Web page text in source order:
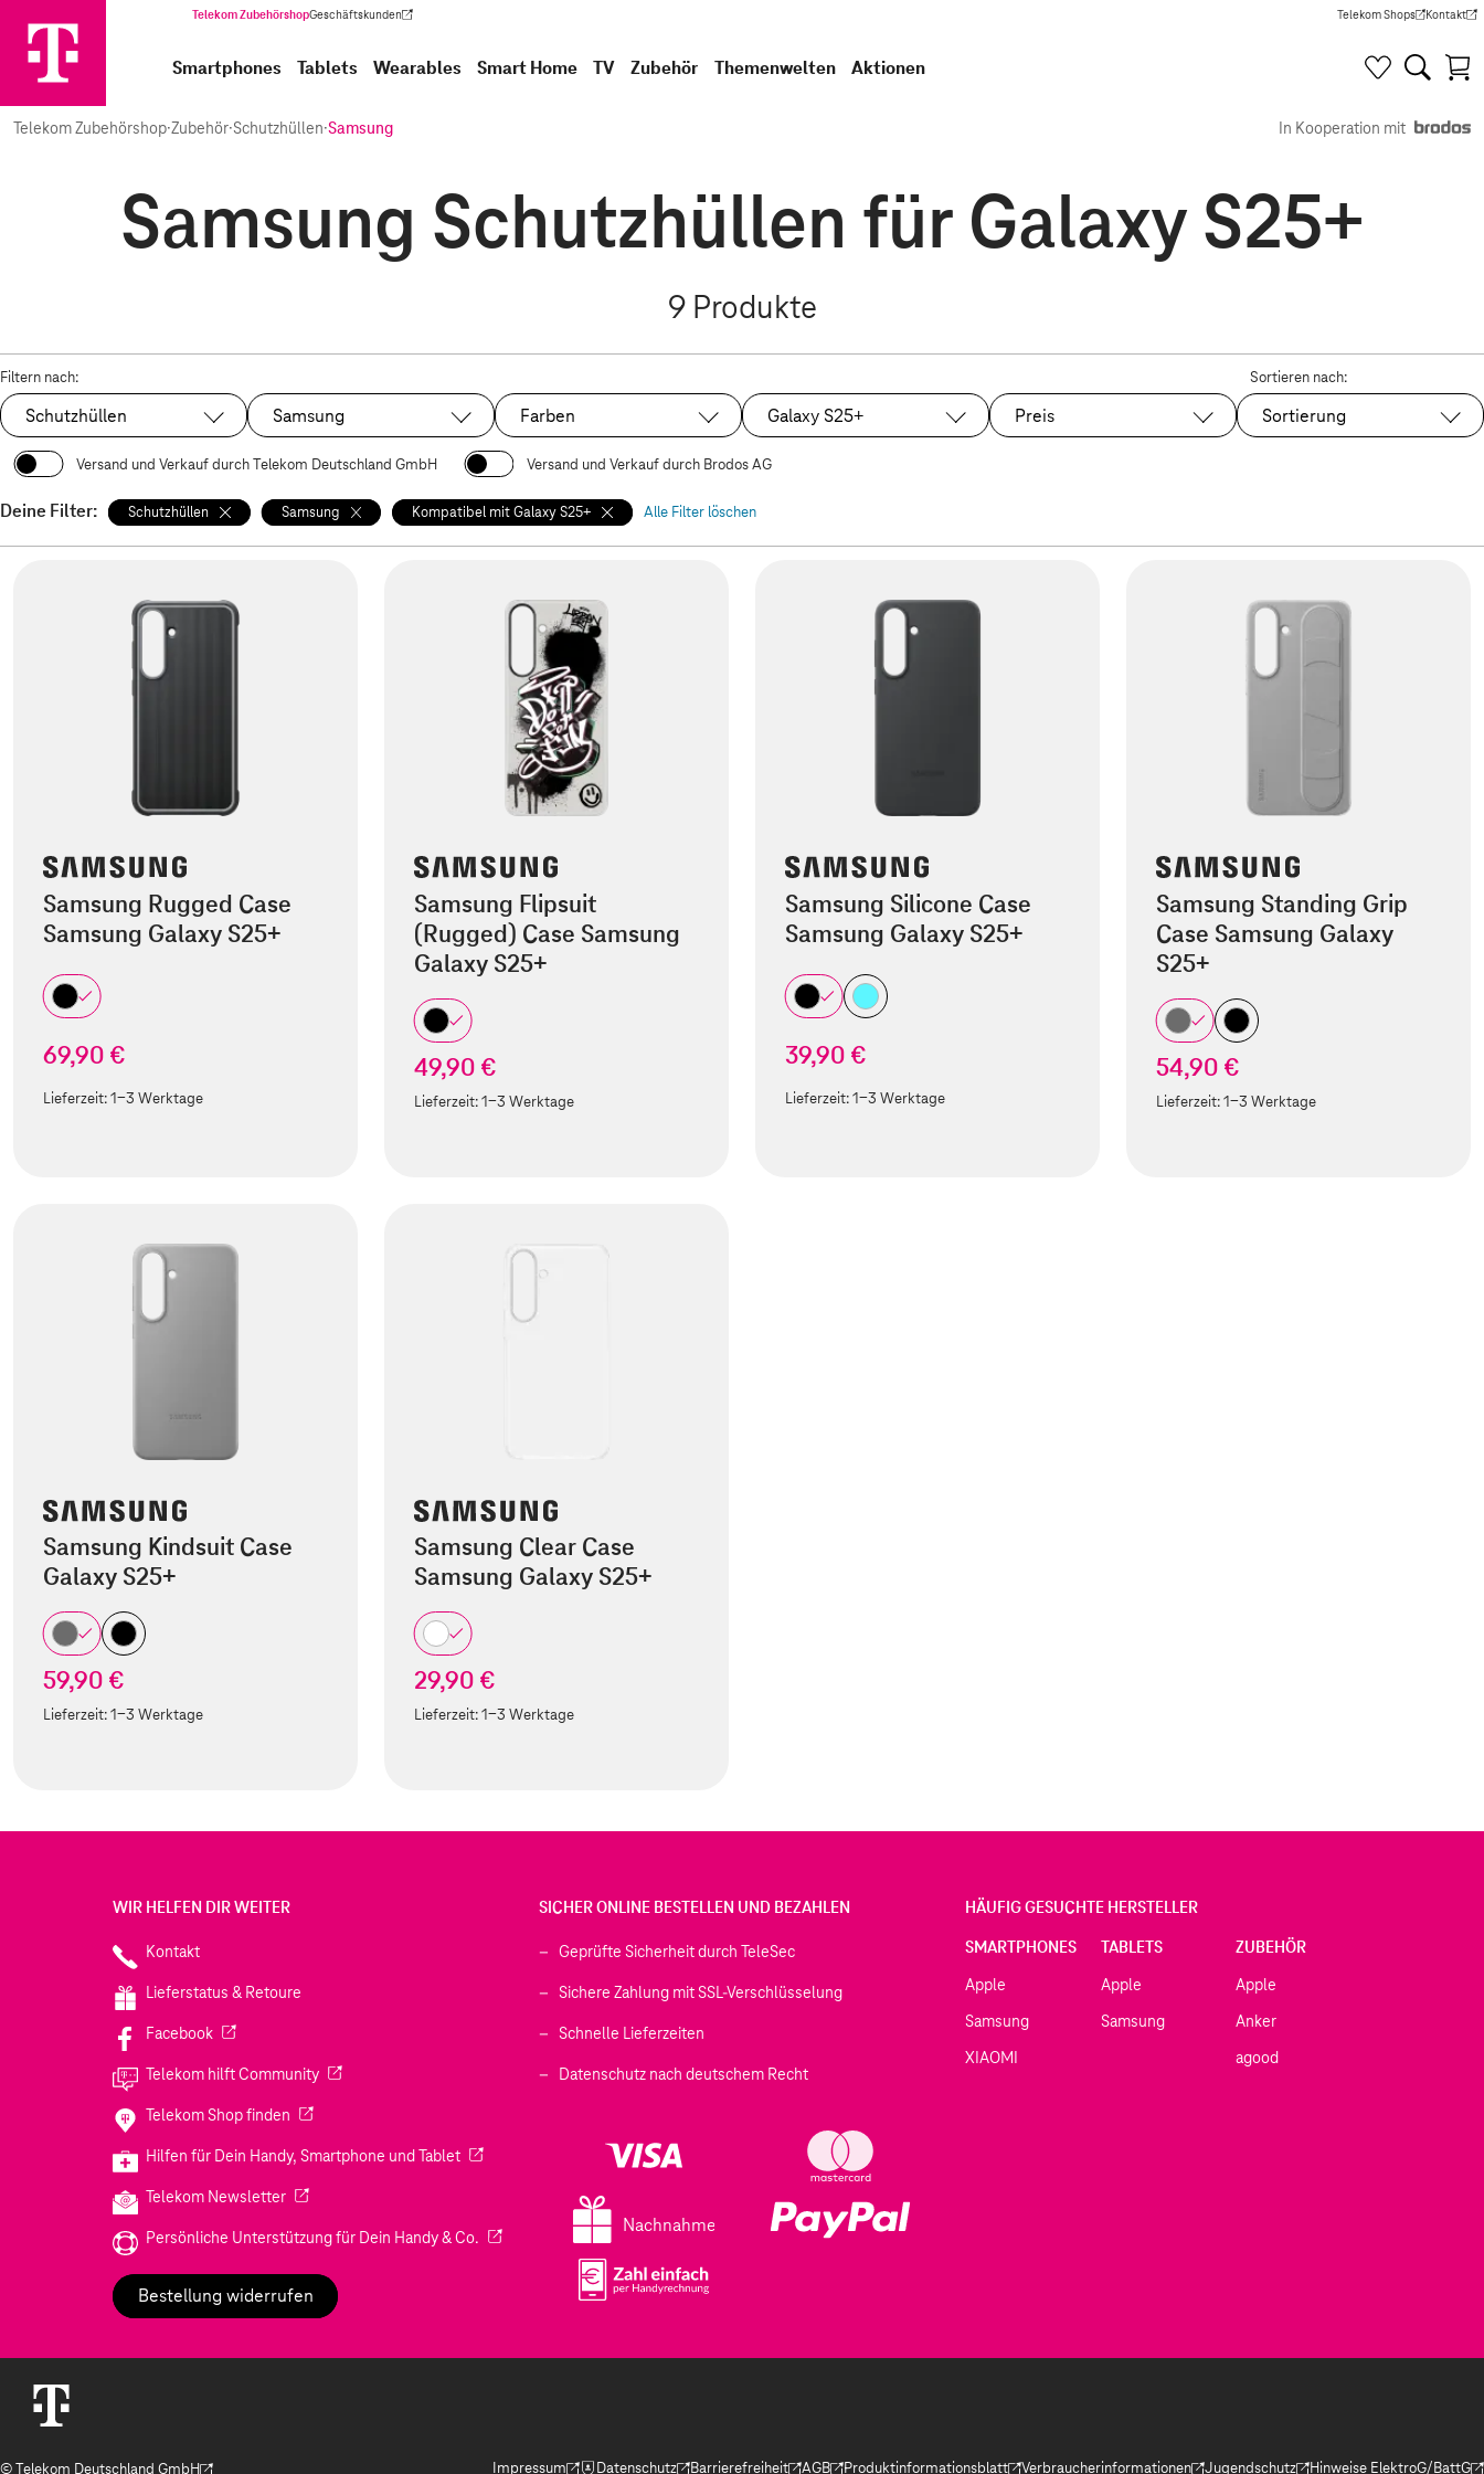
Telekom ZubehörshopGeschäftskunden
(Wird in einem neuen Tab geöffnet) Telekom Shops
(Wird in einem neuen Tab
Kontakt
(Wird in
Smartphones Tablets Wearables Smart Home TV Zubehör Themenwelten Aktionen
Telekom Zubehörshop·Zubehör·Schutzhüllen·Samsung In Kooperation mit
Samsung Schutzhüllen für Galaxy S25+
9 Produkte
Filtern nach:
Ausgewählt:
Schutzhüllen Ausgewählt:
Samsung Farben Ausgewählt:
Galaxy S25+ Preis
Sortieren nach:
Sortierung
Versand und Verkauf durch Telekom Deutschland GmbH Versand und Verkauf durch Brodos AG
Deine Filter: Schutzhüllen Samsung Kompatibel mit Galaxy S25+ Alle Filter löschen
Samsung Rugged Case
Samsung Galaxy S25+
69,90 €
Lieferzeit:1-3 Werktage
Samsung Flipsuit
(Rugged) Case Samsung
Galaxy S25+
49,90 €
Lieferzeit:1-3 Werktage
Samsung Silicone Case
Samsung Galaxy S25+
39,90 €
Lieferzeit:1-3 Werktage
Samsung Standing Grip
Case Samsung Galaxy
S25+
54,90 €
Lieferzeit:1-3 Werktage
Samsung Kindsuit Case
Galaxy S25+
59,90 €
Lieferzeit:1-3 Werktage
Samsung Clear Case
Samsung Galaxy S25+
29,90 €
Lieferzeit:1-3 Werktage
WIR HELFEN DIR WEITER
Kontakt
Lieferstatus & Retoure
Facebook(Wird in einem neuen Tab geöffnet)
Telekom hilft Community(Wird in einem neuen Tab geöffnet)
Telekom Shop finden (Wird in einem neuen Tab geöffnet)
Hilfen für Dein Handy, Smartphone und Tablet(Wird in einem neuen Tab geöffnet)
Telekom Newsletter(Wird in einem neuen Tab geöffnet)
Persönliche Unterstützung für Dein Handy & Co. (Wird in einem neuen Tab geöffnet)
Bestellung widerrufen
SICHER ONLINE BESTELLEN UND BEZAHLEN
Geprüfte Sicherheit durch TeleSec
Sichere Zahlung mit SSL-Verschlüsselung
Schnelle Lieferzeiten
Datenschutz nach deutschem Recht
Nachnahme
HÄUFIG GESUCHTE HERSTELLER
SMARTPHONES
Apple
Samsung
XIAOMI
TABLETS
Apple
Samsung
ZUBEHÖR
Apple
Anker
agood
© Telekom Deutschland GmbH Impressum Datenschutz Barrierefreiheit AGB Produktinformationsblatt Verbraucherinformationen Jugendschutz Hinweise ElektroG/BattG